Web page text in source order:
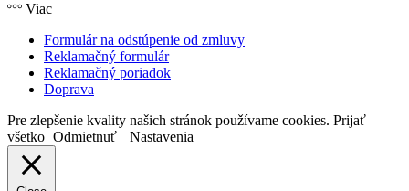
Viac
Formulár na odstúpenie od zmluvy
Reklamačný formulár
Reklamačný poriadok
Doprava
Pre zlepšenie kvality našich stránok používame cookies. Prijať
všetko Odmietnuť Nastavenia